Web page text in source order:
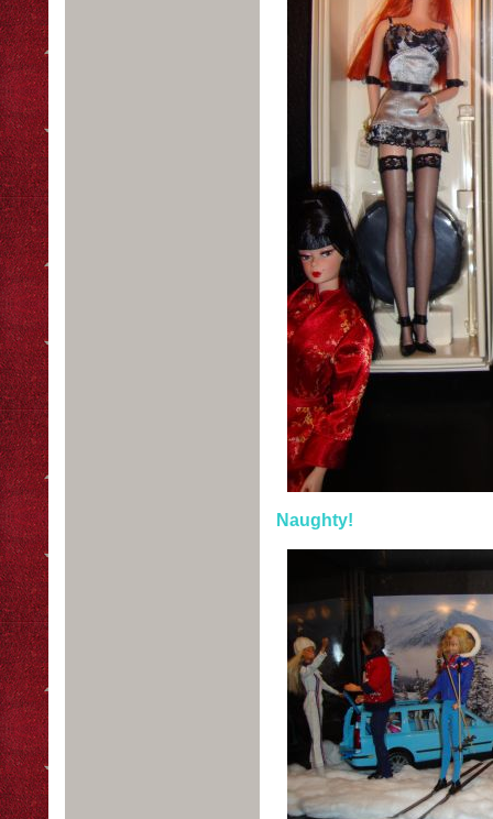
Naughty!